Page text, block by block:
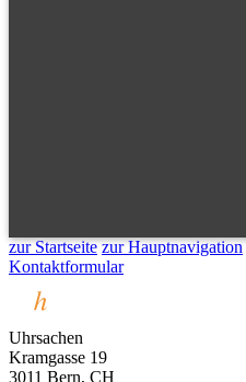
zur Startseite zur Hauptnavigation
Kontaktformular
Uhrsachen
Kramgasse 19
3011 Bern, CH